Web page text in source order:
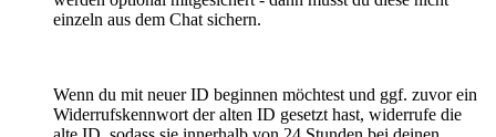
einzeln aus dem Chat sichern.
Wenn du mit neuer ID beginnen möchtest und ggf. zuvor ein
Widerrufskennwort der alten ID gesetzt hast, widerrufe die